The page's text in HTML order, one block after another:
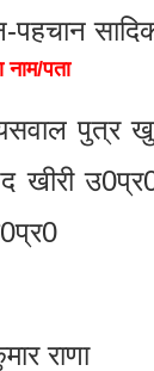
पहचान
पता
पुत्र
खीरी
राणा